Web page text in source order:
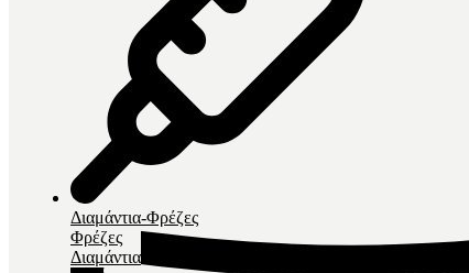
Διαμάντια-Φρέζες
Φρέζες
Διαμάντια